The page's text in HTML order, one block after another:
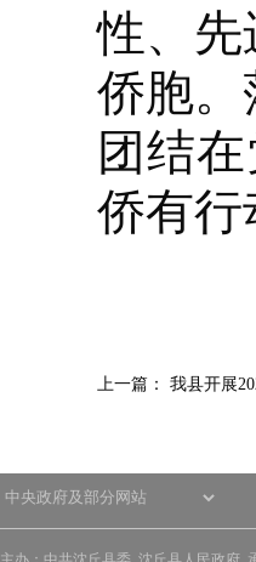
性、先
侨胞。
团结
侨有行
上一篇： 我县开展